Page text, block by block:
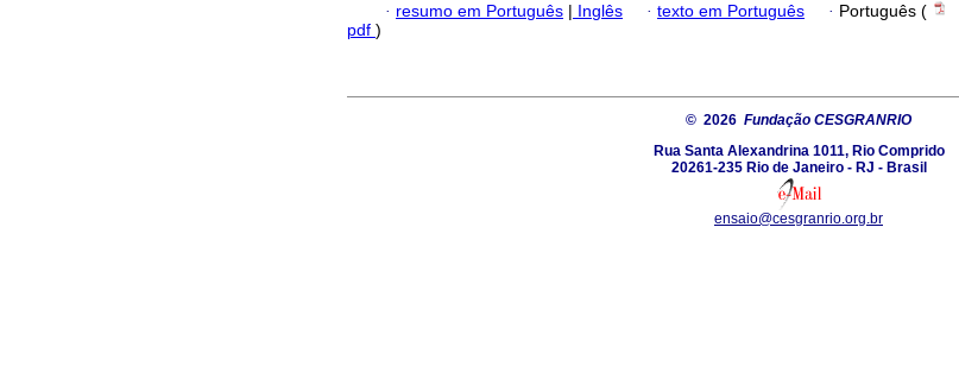
· resumo em Português | Inglês · texto em Português · Português (
pdf )
© 2026 Fundação CESGRANRIO
Rua Santa Alexandrina 1011, Rio Comprido
20261-235 Rio de Janeiro - RJ - Brasil
ensaio@cesgranrio.org.br